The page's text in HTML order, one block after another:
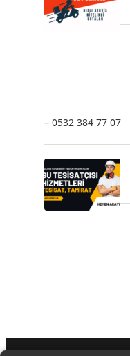
– 0532 384 77 07